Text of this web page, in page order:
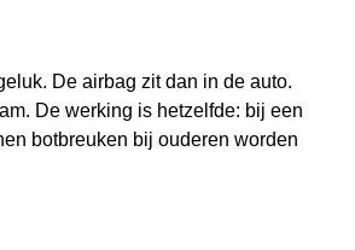
De airbag zit dan in de auto.
De werking is hetzelfde: bij een
botbreuken bij ouderen worden